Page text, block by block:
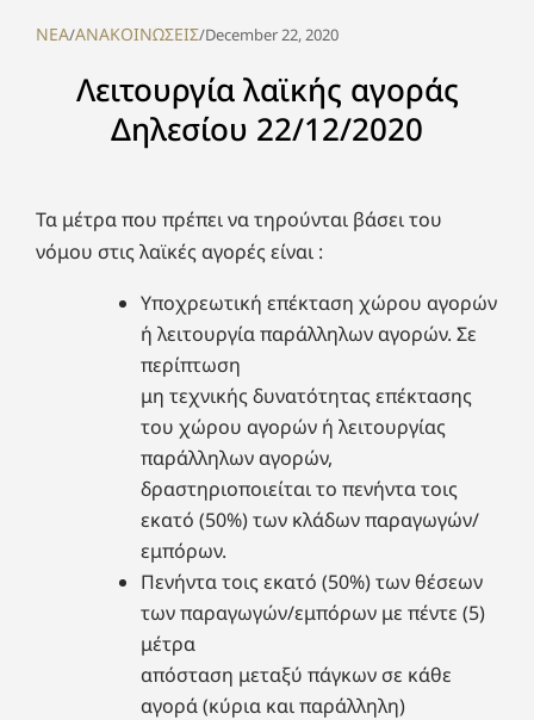
NEA/ΑΝΑΚΟΙΝΩΣΕΙΣ/December 22, 2020
Λειτουργία λαϊκής αγοράς
Δηλεσίου 22/12/2020
Τα μέτρα που πρέπει να τηρούνται βάσει του
νόμου στις λαϊκές αγορές είναι :
Υποχρεωτική επέκταση χώρου αγορών
ή λειτουργία παράλληλων αγορών. Σε
περίπτωση
μη τεχνικής δυνατότητας επέκτασης
του χώρου αγορών ή λειτουργίας
παράλληλων αγορών,
δραστηριοποιείται το πενήντα τοις
εκατό (50%) των κλάδων παραγωγών/
εμπόρων.
Πενήντα τοις εκατό (50%) των θέσεων
των παραγωγών/εμπόρων με πέντε (5)
μέτρα
απόσταση μεταξύ πάγκων σε κάθε
αγορά (κύρια και παράλληλη)